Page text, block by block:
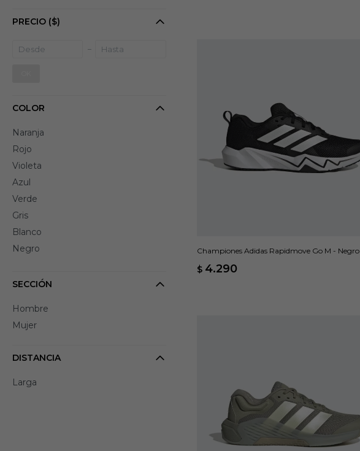
Championes Adidas Rapidmove Go M - Negro
$ 4.290
PRECIO ($)
COLOR
Naranja
Rojo
Violeta
Azul
Verde
Gris
Blanco
Negro
SECCIÓN
Hombre
Mujer
DISTANCIA
Larga